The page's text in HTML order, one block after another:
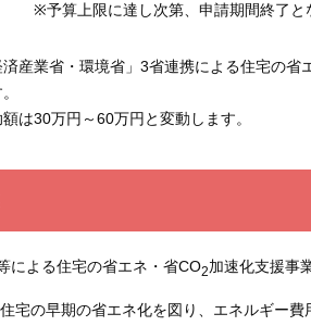
※予算上限に達し次第、申請期間終了と
産業省・環境省」3省連携による住宅の省
は30万円～60万円と変動します。
による住宅の省エネ・省CO2加速化支援事
宅の早期の省エネ化を図り、エネルギー